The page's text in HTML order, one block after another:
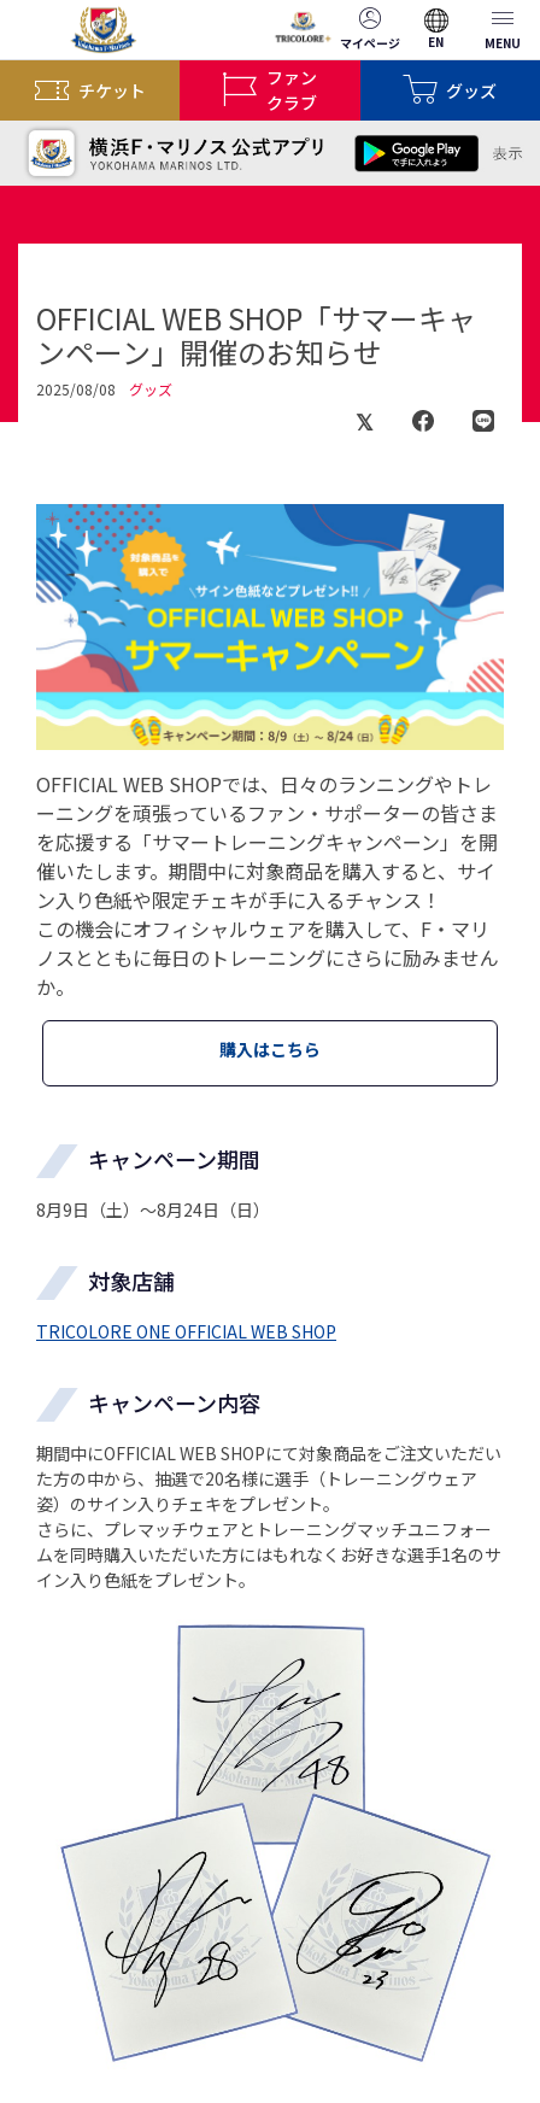
マイページ EN MENU
チケット
ファン
クラブ
グッズ
OFFICIAL WEB SHOP「サマーキャ
ンペーン」開催のお知らせ
2025/08/08 グッズ
OFFICIAL WEB SHOPでは、日々のランニングやトレ
ーニングを頑張っているファン・サポーターの皆さま
を応援する「サマートレーニングキャンペーン」を開
催いたします。期間中に対象商品を購入すると、サイ
ン入り色紙や限定チェキが手に入るチャンス！
この機会にオフィシャルウェアを購入して、F・マリ
ノスとともに毎日のトレーニングにさらに励みません
か。
購入はこちら
キャンペーン期間
8月9日（土）～8月24日（日）
対象店舗
TRICOLORE ONE OFFICIAL WEB SHOP
キャンペーン内容
期間中にOFFICIAL WEB SHOPにて対象商品をご注文いただい
た方の中から、抽選で20名様に選手（トレーニングウェア
姿）のサイン入りチェキをプレゼント。
さらに、プレマッチウェアとトレーニングマッチユニフォー
ムを同時購入いただいた方にはもれなくお好きな選手1名のサ
イン入り色紙をプレゼント。